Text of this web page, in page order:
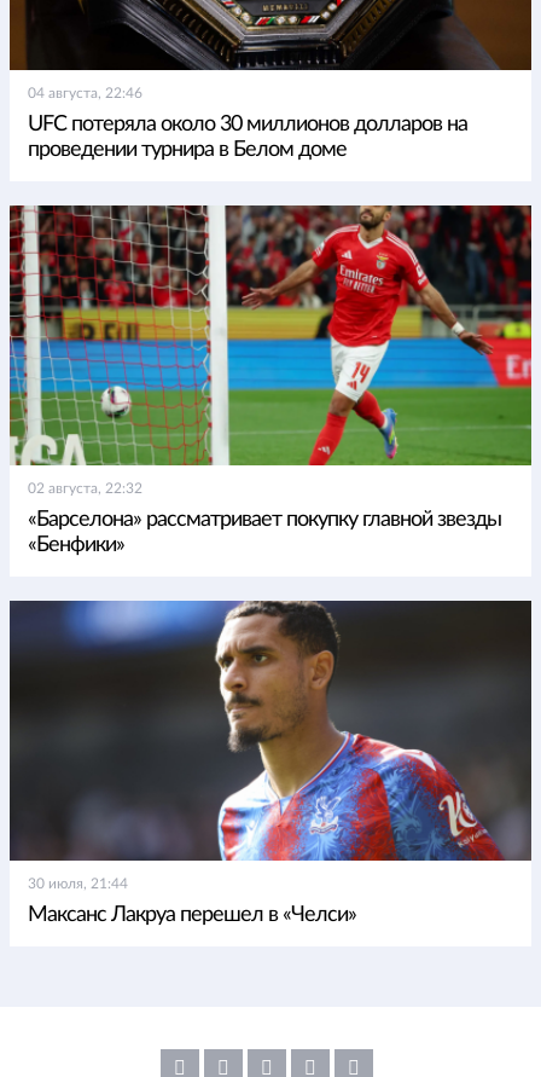
04 августа, 22:46
UFC потеряла около 30 миллионов долларов на
проведении турнира в Белом доме
02 августа, 22:32
«Барселона» рассматривает покупку главной звезды
«Бенфики»
30 июля, 21:44
Максанс Лакруа перешел в «Челси»